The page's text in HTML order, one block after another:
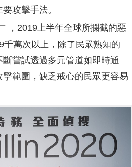
攻擊手法。
，2019上半年全球所攔截的惡
千萬次以上，除了民眾熟知的
嘗試透過多元管道如即時通
範圍，缺乏戒心的民眾更容易